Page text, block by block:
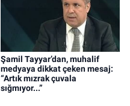
Şamil Tayyar’dan, muhalif
medyaya dikkat çeken mesaj:
“Artık mızrak çuvala
sığmıyor...”